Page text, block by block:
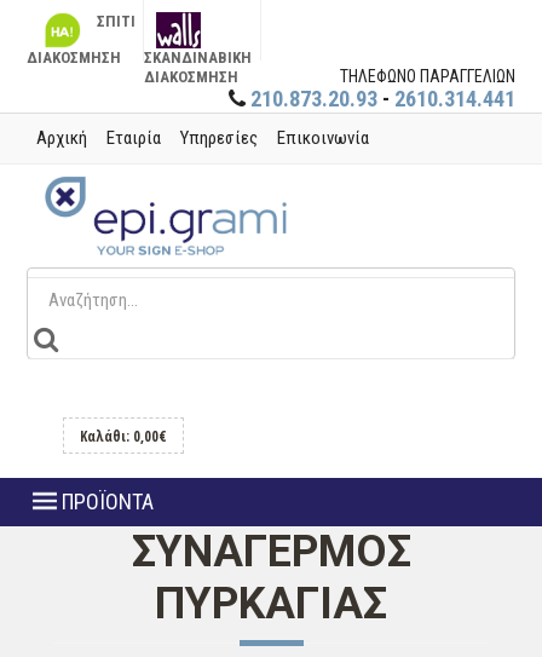
ΣΠΙΤΙ
ΔΙΑΚΟΣΜΗΣΗ
ΣΚΑΝΔΙΝΑΒΙΚΗ
ΔΙΑΚΟΣΜΗΣΗ
ΤΗΛΕΦΩΝΟ ΠΑΡΑΓΓΕΛΙΩΝ
210.873.20.93 - 2610.314.441
Αρχική Εταιρία Υπηρεσίες Επικοινωνία
Καλάθι: 0,00€
ΠΡΟΪΟΝΤΑ
ΣΥΝΑΓΕΡΜΟΣ
ΠΥΡΚΑΓΙΑΣ